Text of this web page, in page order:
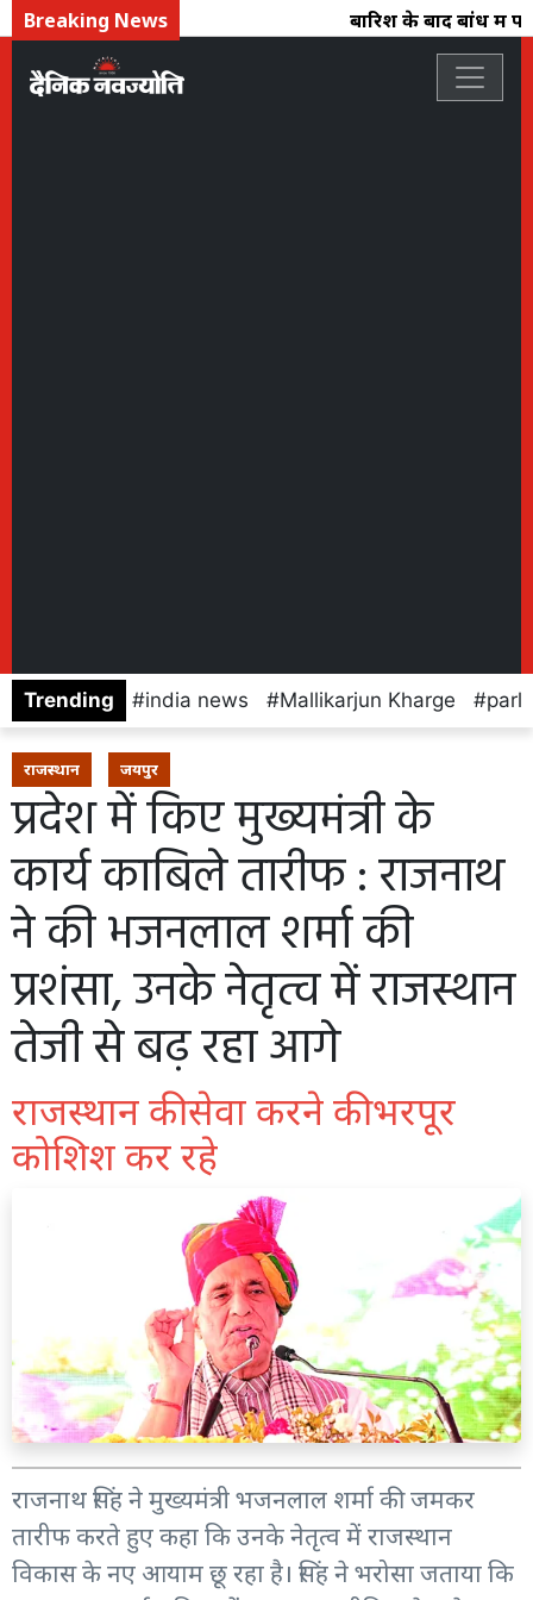
Breaking News बारिश के बाद बांध में
Trending india news Mallikarjun Kharge
राजस्थान जयपुर
प्रदेश में किए मुख्यमंत्री के
कार्य काबिले तारीफ : राजनाथ
ने की भजनलाल शर्मा की
प्रशंसा, उनके नेतृत्व में राजस्थान
तेजी से बढ़ रहा आगे
राजस्थान की सेवा करने की भरपूर
कोशिश कर रहे
राजनाथ सिंह ने मुख्यमंत्री भजनलाल शर्मा की जमकर
तारीफ करते हुए कहा कि उनके नेतृत्व में राजस्थान
विकास के नए आयाम छू रहा है। सिंह ने भरोसा जताया कि